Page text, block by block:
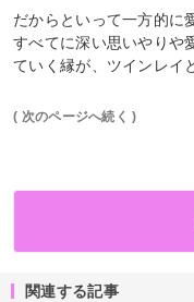
だからといって一方的に
すべてに深い思いやりや
ていく縁が、ツインレイ
( 次のページへ続く )
関連する記事